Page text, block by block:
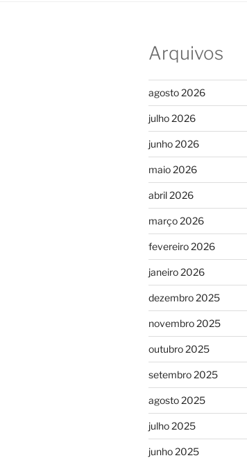
Arquivos
agosto 2026
julho 2026
junho 2026
maio 2026
abril 2026
março 2026
fevereiro 2026
janeiro 2026
dezembro 2025
novembro 2025
outubro 2025
setembro 2025
agosto 2025
julho 2025
junho 2025